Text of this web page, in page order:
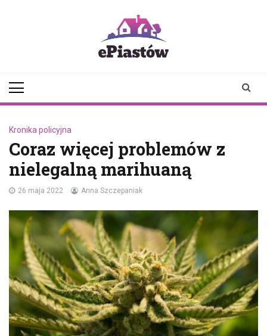
Kronika policyjna
Coraz więcej problemów z
nielegalną marihuaną
26 maja 2022 Anna Szczepaniak